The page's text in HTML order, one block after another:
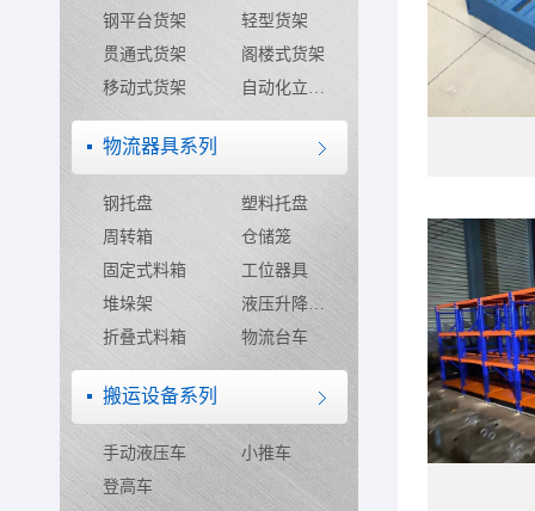
钢平台货架
轻型货架
贯通式货架
阁楼式货架
移动式货架
自动化立体仓库
物流器具系列
钢托盘
塑料托盘
周转箱
仓储笼
固定式料箱
工位器具
堆垛架
液压升降平台
折叠式料箱
物流台车
搬运设备系列
手动液压车
小推车
登高车